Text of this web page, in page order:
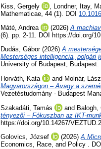
Kiss, Gergely
Londner, Itay,
Mathematicae, 44 (1). DOI
Máté, Andrea
(2026)A
(6). pp. 2-11. DOI https://doi.org/
Dudás, Gábor(2026)A
Mesterséges intelligencia, polgári
University of Budapest, Budapest.
Horváth, Kata
and Molnár,
Magyarországon – Avagy a
Vezetéstudomány - Budapest
Szakadáti, Tamás
and Balogh,
tényezői – Fókuszban az IKT-
https://doi.org/10.14267/
Golovics, József
(2026)A
Economics, Race, and Policy . DOI